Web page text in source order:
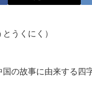
うくにく）
国の故事に由来する四